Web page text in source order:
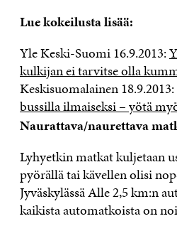
Lue kokeilusta lisää:
Yle Keski-Suomi 16.9.2013:
kulkijan ei tarvitse olla
Keskisuomalainen 18.9.2013:
bussilla ilmaiseksi – yötä
Naurattava/naurettava
Lyhyetkin matkat kuljetaan
pyörällä tai kävellen olisi
Jyväskylässä Alle 2,5 km:n
kaikista automatkoista on